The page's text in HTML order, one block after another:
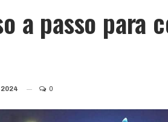
a passo para
2024 0